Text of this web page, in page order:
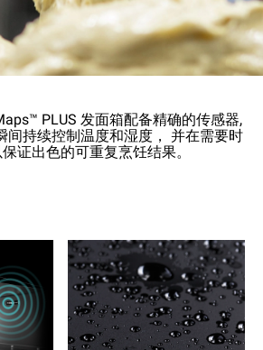
PLUS 发面箱配备精确的传感器,
间持续控制温度和湿度， 并在需要时
证出色的可重复烹饪结果。